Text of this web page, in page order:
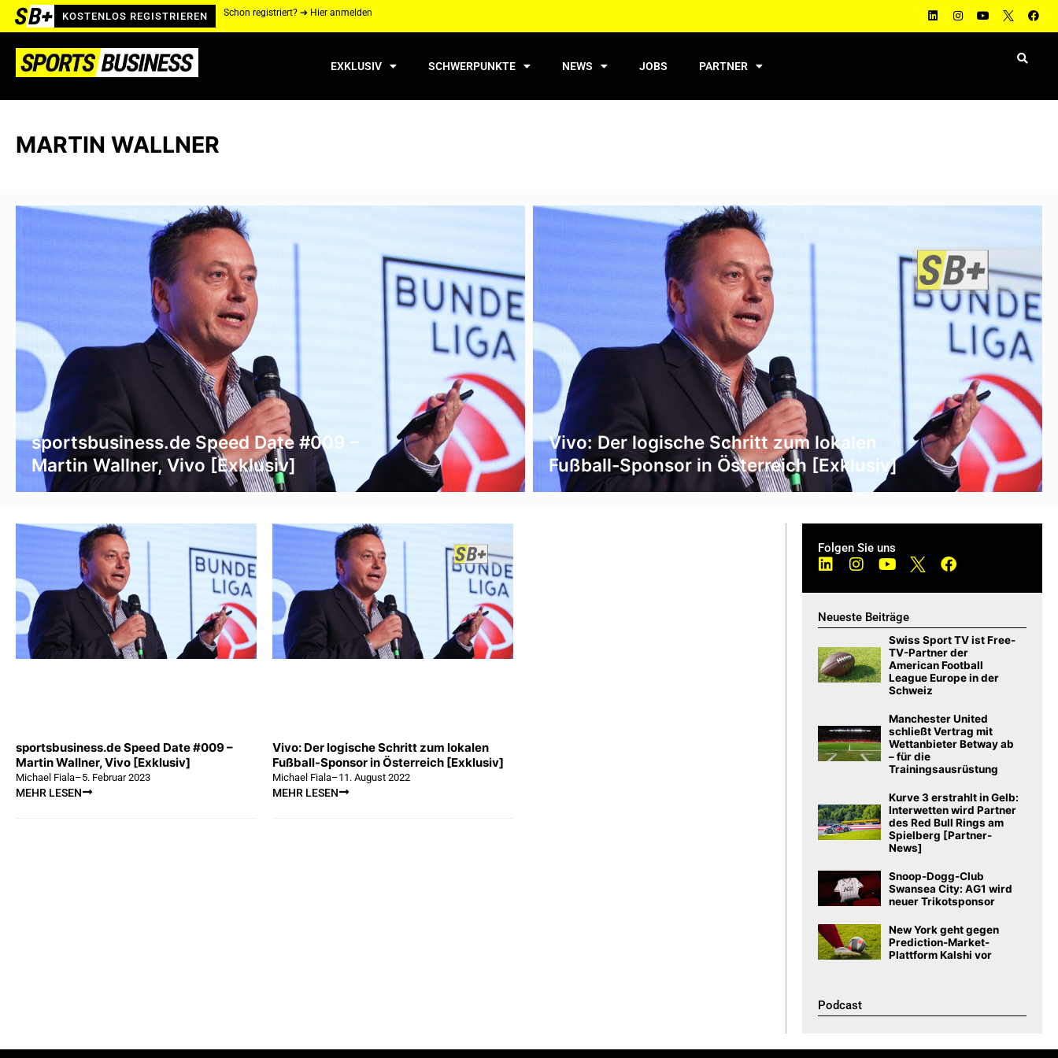
KOSTENLOS REGISTRIEREN Schon registriert? ➔ Hier anmelden
EXKLUSIV SCHWERPUNKTE NEWS JOBS PARTNER
MARTIN WALLNER
sportsbusiness.de Speed Date #009 –
Martin Wallner, Vivo [Exklusiv]
Vivo: Der logische Schritt zum lokalen
Fußball-Sponsor in Österreich [Exklusiv]
sportsbusiness.de Speed Date #009 –
Martin Wallner, Vivo [Exklusiv]
Michael Fiala–5. Februar 2023
MEHR LESEN
Vivo: Der logische Schritt zum lokalen
Fußball-Sponsor in Österreich [Exklusiv]
Michael Fiala–11. August 2022
MEHR LESEN
Folgen Sie uns
Neueste Beiträge
Swiss Sport TV ist Free-
TV-Partner der
American Football
League Europe in der
Schweiz
Manchester United
schließt Vertrag mit
Wettanbieter Betway ab
– für die
Trainingsausrüstung
Kurve 3 erstrahlt in Gelb:
Interwetten wird Partner
des Red Bull Rings am
Spielberg [Partner-
News]
Snoop-Dogg-Club
Swansea City: AG1 wird
neuer Trikotsponsor
New York geht gegen
Prediction-Market-
Plattform Kalshi vor
Podcast​